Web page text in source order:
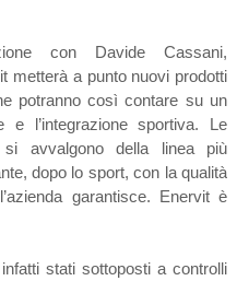
con Davide Cassani,
metterà a punto nuovi prodotti
potranno così contare su un
l’integrazione sportiva. Le
avvalgono della linea più
dopo lo sport, con la qualità
garantisce. Enervit è
stati sottoposti a controlli